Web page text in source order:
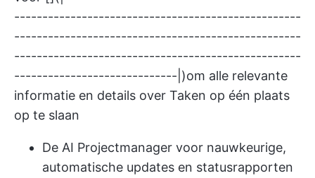
---------------------------------------------------
---------------------------------------------------
---------------------------------------------------
-----------------------------|)om alle relevante
informatie en details over Taken op één plaats
op te slaan
De AI Projectmanager voor nauwkeurige,
automatische updates en statusrapporten